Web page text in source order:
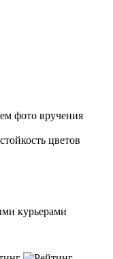
фото вручения
цветов
курьерами